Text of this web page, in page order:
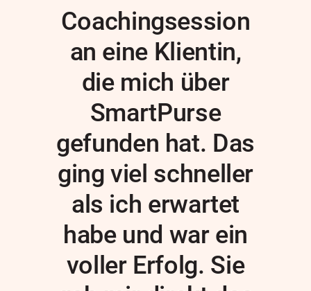
Coachingsession
an eine Klientin,
die mich über
SmartPurse
gefunden hat. Das
ging viel schneller
als ich erwartet
habe und war ein
voller Erfolg. Sie